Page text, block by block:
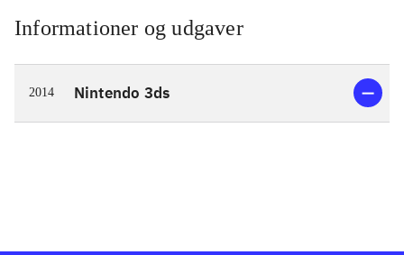
Informationer og udgaver
2014 Nintendo 3ds